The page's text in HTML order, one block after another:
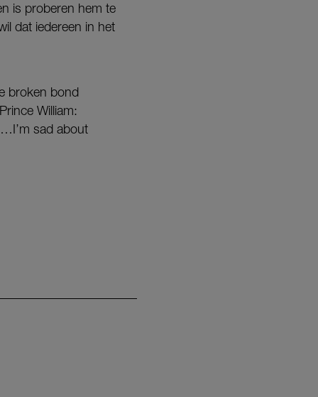
is proberen hem te
dat iedereen in het
broken bond
William:
sad about